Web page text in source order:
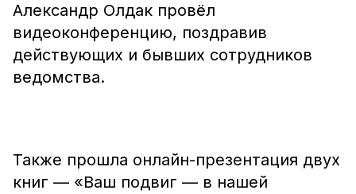
Александр Олдак провёл
видеоконференцию, поздравив
действующих и бывших сотрудников
ведомства.
Также прошла онлайн-презентация двух
книг — «Ваш подвиг — в нашей